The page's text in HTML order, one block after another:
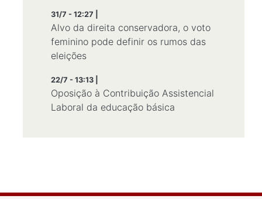
31/7 - 12:27 |
Alvo da direita conservadora, o voto
feminino pode definir os rumos das
eleições
22/7 - 13:13 |
Oposição à Contribuição Assistencial
Laboral da educação básica